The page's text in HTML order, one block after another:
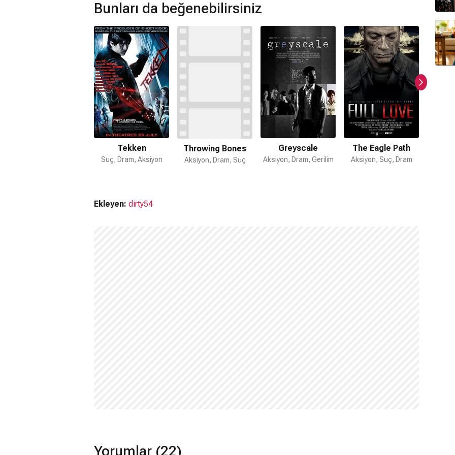
Bunları da beğenebilirsiniz
Tekken
Suç, Dram, Aksiyon
Throwing Bones
Aksiyon, Dram, Suç
Greyscale
Aksiyon, Dram, Gerilim
The Eagle Path
Aksiyon, Suç, Dram
Ekleyen: dirty54
Yorumlar (22)